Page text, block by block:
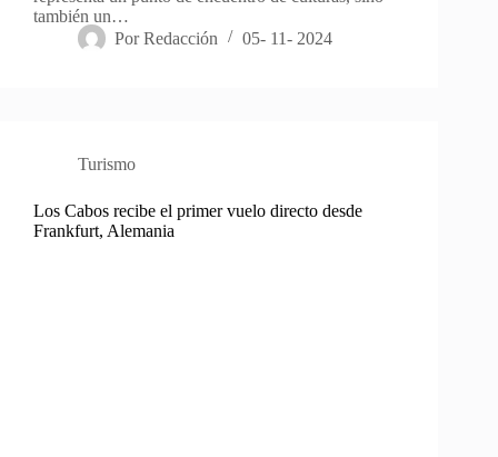
también un…
Por Redacción 05- 11- 2024
Turismo
Los Cabos recibe el primer vuelo directo desde
Frankfurt, Alemania